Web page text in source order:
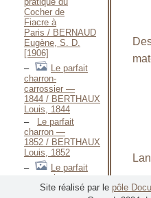
Cocher de
Fiacre à
Paris / BERNAUD
Eugène, S. D.
[1906]
Le parfait
charron-
carrossier —
1844 / BERTHAUX
Louis, 1844
Le parfait
charron —
1852 / BERTHAUX
Louis, 1852
Le parfait
carrossier —
1855 / BERTHAUX
Site réalisé par le pôle